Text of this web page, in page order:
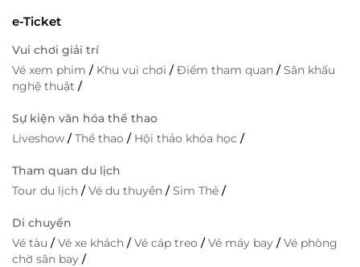
e-Ticket
Vui chơi giải trí
Vé xem phim / Khu vui chơi /Điểm tham quan /Sân khấu
nghệ thuật /
Sự kiện văn hóa thể thao
Liveshow /Thể thao / Hội thảo khóa học /
Tham quan du lịch
Tour du lịch /Vé du thuyền /Sim Thẻ /
Di chuyển
Vé tàu /Vé xe khách /Vé cáp treo /Vé máy bay /Vé phòng
chờ sân bay /